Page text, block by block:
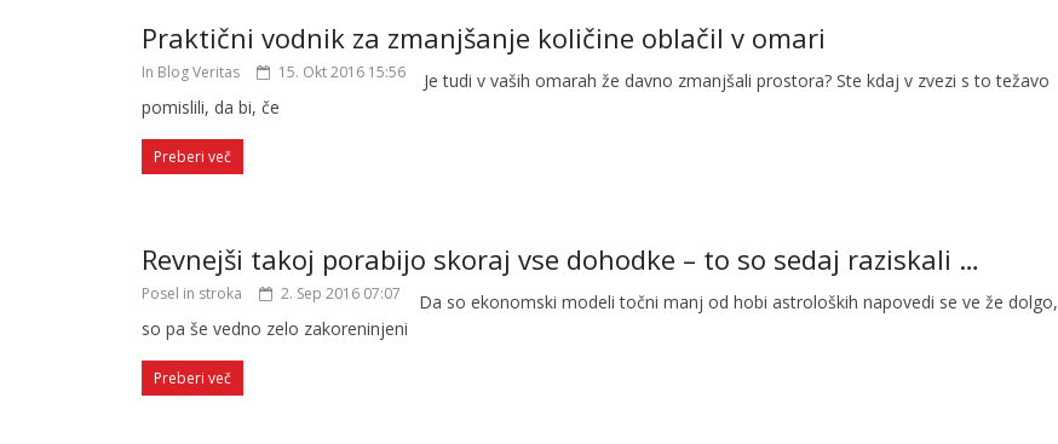
Praktični vodnik za zmanjšanje količine oblačil v omari
In Blog Veritas 15. Okt 2016 15:56
Je tudi v vaših omarah že davno zmanjšali prostora? Ste kdaj v zvezi s to težavo
pomislili, da bi, če
Preberi več
Revnejši takoj porabijo skoraj vse dohodke – to so sedaj raziskali …
Posel in stroka 2. Sep 2016 07:07
Da so ekonomski modeli točni manj od hobi astroloških napovedi se ve že dolgo,
so pa še vedno zelo zakoreninjeni
Preberi več